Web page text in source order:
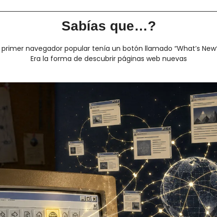
Sabías que…?
primer navegador popular tenía un botón llamado “What’s
Era la forma de descubrir páginas web nuevas